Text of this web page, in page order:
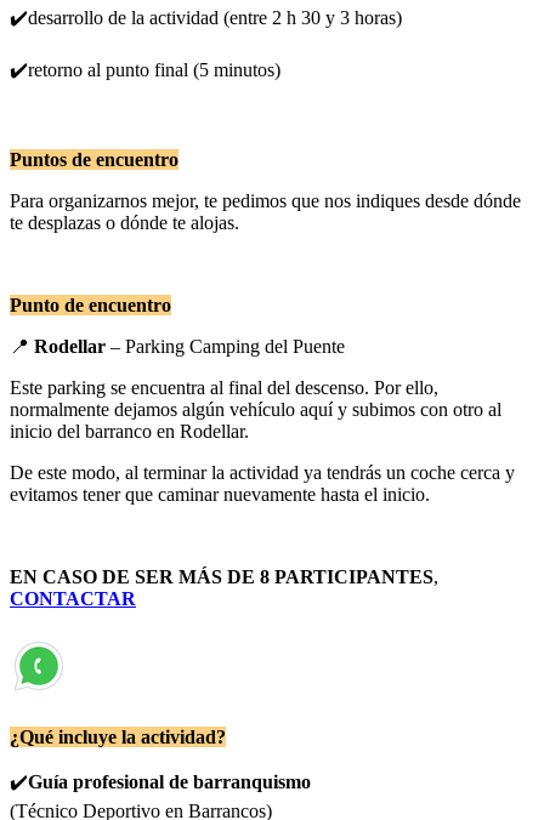
✔️desarrollo de la actividad (entre 2 h 30 y 3 horas)
✔️retorno al punto final (5 minutos)
Puntos de encuentro
Para organizarnos mejor, te pedimos que nos indiques desde dónde
te desplazas o dónde te alojas.
Punto de encuentro
📍 Rodellar – Parking Camping del Puente
Este parking se encuentra al final del descenso. Por ello,
normalmente dejamos algún vehículo aquí y subimos con otro al
inicio del barranco en Rodellar.
De este modo, al terminar la actividad ya tendrás un coche cerca y
evitamos tener que caminar nuevamente hasta el inicio.
EN CASO DE SER MÁS DE 8 PARTICIPANTES,
CONTACTAR
¿Qué incluye la actividad?
✔️Guía profesional de barranquismo
(Técnico Deportivo en Barrancos)